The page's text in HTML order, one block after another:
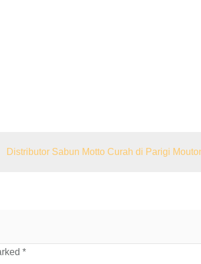
Distributor Sabun Motto Curah di Parigi
*